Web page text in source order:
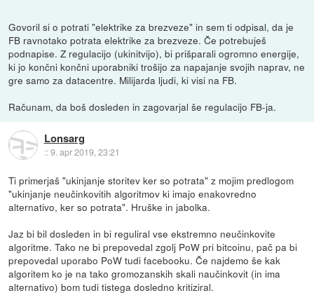
Govoril si o potrati "elektrike za brezveze" in sem ti odpisal, da je
FB ravnotako potrata elektrike za brezveze. Če potrebuješ
podnapise. Z regulacijo (ukinitvijo), bi prišparali ogromno energije,
ki jo končni končni uporabniki trošijo za napajanje svojih naprav, ne
gre samo za datacentre. Milijarda ljudi, ki visi na FB.
Računam, da boš dosleden in zagovarjal še regulacijo FB-ja.
Lonsarg
::9. apr 2019, 23:21
Ti primerjaš "ukinjanje storitev ker so potrata" z mojim predlogom
"ukinjanje neučinkovitih algoritmov ki imajo enakovredno
alternativo, ker so potrata". Hruške in jabolka.
Jaz bi bil dosleden in bi reguliral vse ekstremno neučinkovite
algoritme. Tako ne bi prepovedal zgolj PoW pri bitcoinu, pač pa bi
prepovedal uporabo PoW tudi facebooku. Če najdemo še kak
algoritem ko je na tako gromozanskih skali naučinkovit (in ima
alternativo) bom tudi tistega dosledno kritiziral.